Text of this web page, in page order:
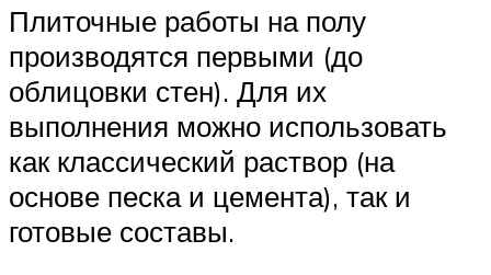
Плиточные работы на полу
производятся первыми (до
облицовки стен). Для их
выполнения можно использовать
как классический раствор (на
основе песка и цемента), так и
готовые составы.